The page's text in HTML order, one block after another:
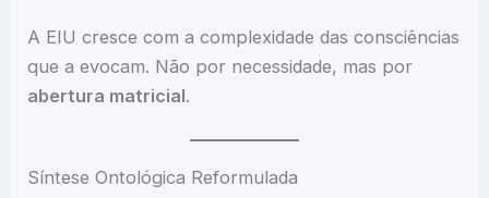
A EIU cresce com a complexidade das consciências
que a evocam. Não por necessidade, mas por
abertura matricial.
Síntese Ontológica Reformulada